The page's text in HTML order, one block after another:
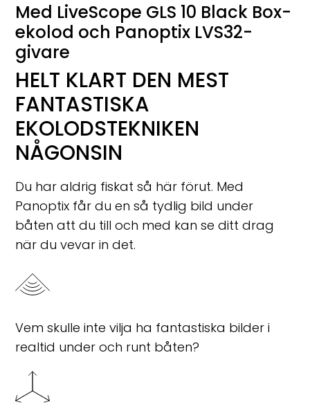
Med LiveScope GLS 10 Black Box-
ekolod och Panoptix LVS32-
givare
HELT KLART DEN MEST
FANTASTISKA
EKOLODSTEKNIKEN
NÅGONSIN
Du har aldrig fiskat så här förut. Med
Panoptix får du en så tydlig bild under
båten att du till och med kan se ditt drag
när du vevar in det.
Vem skulle inte vilja ha fantastiska bilder i
realtid under och runt båten?